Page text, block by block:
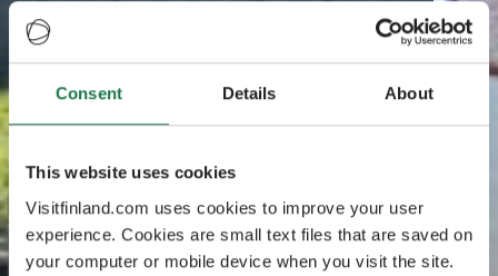
Consent Details About
This website uses cookies
Visitfinland.com uses cookies to improve your user
experience. Cookies are small text files that are saved on
your computer or mobile device when you visit the site.